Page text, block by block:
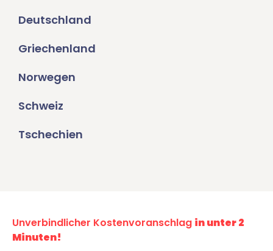
Deutschland
Griechenland
Norwegen
Schweiz
Tschechien
Unverbindlicher Kostenvoranschlag in unter 2
Minuten!